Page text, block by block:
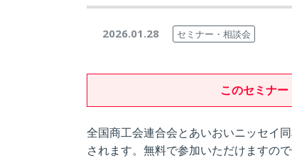
2026.01.28 セミナー・相談会
このセミナー
全国商工会連合会とあいおいニッセイ
されます。無料で参加いただけますの